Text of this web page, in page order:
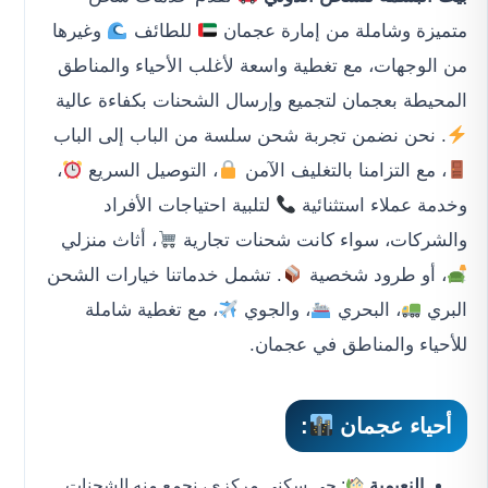
متميزة وشاملة من إمارة عجمان
للطائف
وغيرها
من الوجهات، مع تغطية واسعة لأغلب الأحياء والمناطق
المحيطة بعجمان لتجميع وإرسال الشحنات بكفاءة عالية
. نحن نضمن تجربة شحن سلسة من الباب إلى الباب
، مع التزامنا بالتغليف الآمن
، التوصيل السريع
،
وخدمة عملاء استثنائية
لتلبية احتياجات الأفراد
والشركات، سواء كانت شحنات تجارية
، أثاث منزلي
، أو طرود شخصية
. تشمل خدماتنا خيارات الشحن
البري
، البحري ، والجوي
، مع تغطية شاملة
للأحياء والمناطق في عجمان.
أحياء عجمان :